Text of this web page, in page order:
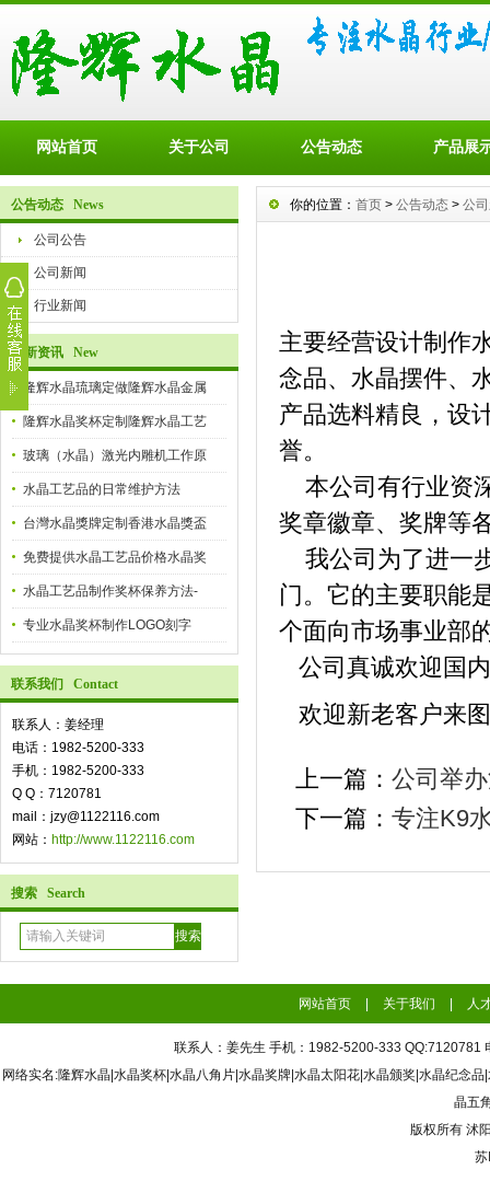
网站首页 关于公司 公告动态 产品展
公告动态 News
公司公告
公司新闻
行业新闻
最新资讯 New
隆辉水晶琉璃定做隆辉水晶金属
隆辉水晶奖杯定制隆辉水晶工艺
玻璃（水晶）激光内雕机工作原
水晶工艺品的日常维护方法
台灣水晶獎牌定制香港水晶獎盃
免费提供水晶工艺品价格水晶奖
水晶工艺品制作奖杯保养方法-
专业水晶奖杯制作LOGO刻字
联系我们 Contact
联系人：姜经理
电话：1982-5200-333
手机：1982-5200-333
Q Q：7120781
mail：jzy@1122116.com
网站： http://www.1122116.com
搜索 Search
你的位置： 首页 > 公告动态 > 公
主要经营设计制作
念品、水晶摆件、
产品选料精良，设
誉。
本公司有行业资
奖章徽章、奖牌等
我公司为了进一
门。它的主要职能
个面向市场事业部
公司真诚欢迎国
欢迎新老客户来
上一篇： 公司举
下一篇： 专注K9
网站首页 关于我们 人
联系人：姜先生 手机：1982-5200-333 QQ:7120781
网络实名:隆辉水晶|水晶奖杯|水晶八角片|水晶奖牌|水晶太阳花|水晶颁奖|水晶纪念
晶五
版权所有 沭